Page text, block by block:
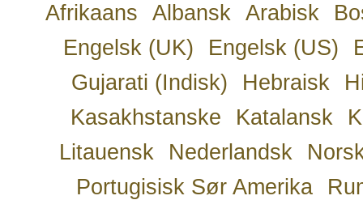
Afrikaans Albansk Arabisk
Engelsk (UK)
Engelsk (US)
Gujarati (Indisk)
Hebraisk
Kasakhstanske
Katalansk
Litauensk
Nederlandsk
Portugisisk Sør Amerika